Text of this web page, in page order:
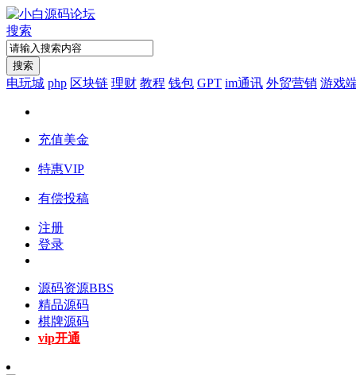
搜索
搜索
电玩城 php 区块链 理财 教程 钱包 GPT im通讯 外贸营销 游戏
充值美金
特惠VIP
有偿投稿
注册
登录
源码资源BBS
精品源码
棋牌源码
vip开通